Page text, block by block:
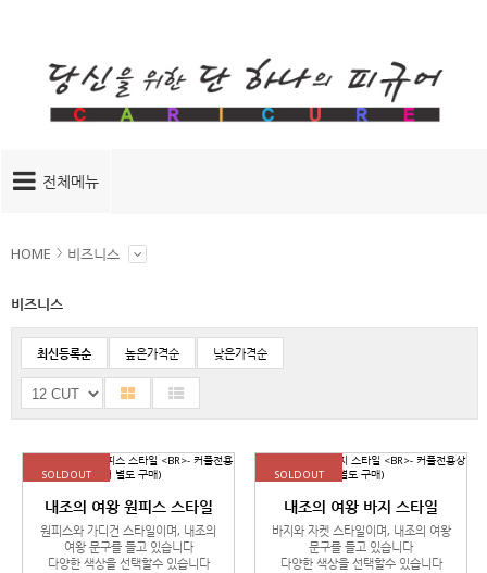
전체메뉴
HOME 비즈니스
비즈니스
최신등록순 높은가격순 낮은가격순
SOLDOUT
내조의 여왕 원피스 스타일
- 커플전용상품(남성피규어 별도
구매)
원피스와 가디건 스타일이며, 내조의
여왕 문구를 들고 있습니다
다양한 색상을 선택할수 있습니다
SOLDOUT
내조의 여왕 바지 스타일
- 커플전용상품(남성피규어 별도
구매)
바지와 자켓 스타일이며, 내조의 여왕
문구를 들고 있습니다
다양한 색상을 선택할수 있습니다